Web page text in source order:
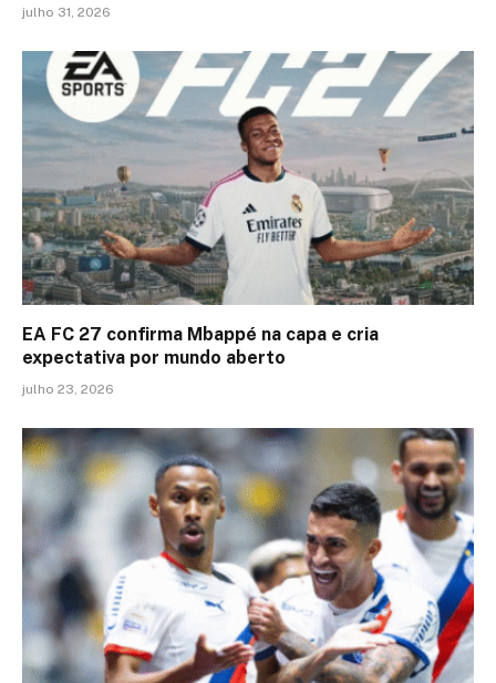
julho 31, 2026
EA FC 27 confirma Mbappé na capa e cria
expectativa por mundo aberto
julho 23, 2026